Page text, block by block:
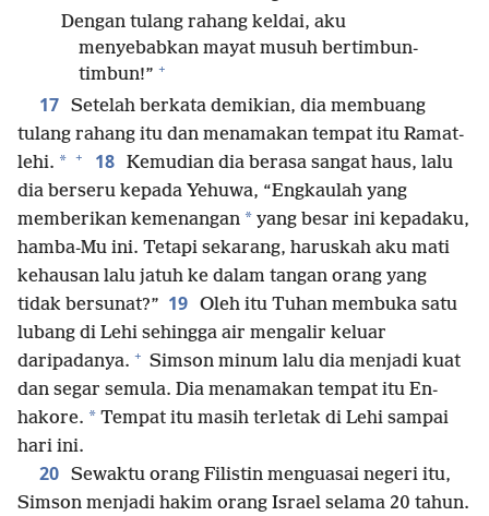
Dengan tulang rahang keldai, aku
menyebabkan mayat musuh bertimbun-
timbun!” +
17 Setelah berkata demikian, dia membuang
tulang rahang itu dan menamakan tempat itu Ramat-
lehi. * + 18 Kemudian dia berasa sangat haus, lalu
dia berseru kepada Yehuwa, “Engkaulah yang
memberikan kemenangan * yang besar ini kepadaku,
hamba-Mu ini. Tetapi sekarang, haruskah aku mati
kehausan lalu jatuh ke dalam tangan orang yang
tidak bersunat?” 19 Oleh itu Tuhan membuka satu
lubang di Lehi sehingga air mengalir keluar
daripadanya. + Simson minum lalu dia menjadi kuat
dan segar semula. Dia menamakan tempat itu En-
hakore. * Tempat itu masih terletak di Lehi sampai
hari ini.
20 Sewaktu orang Filistin menguasai negeri itu,
Simson menjadi hakim orang Israel selama 20 tahun.